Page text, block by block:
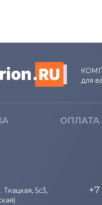
для ноутбуков
для ноутбуков
для ноутбуков
для
ОПЛАТА
Ткацкая, 5с3,
+7